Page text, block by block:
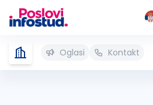
Oglasi Kontakt